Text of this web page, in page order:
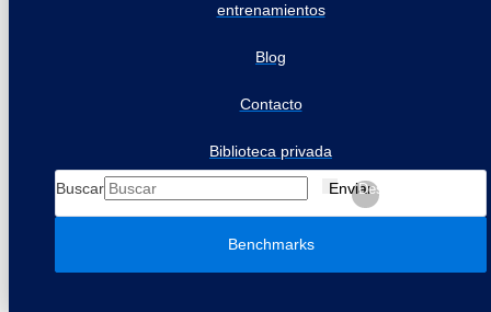
entrenamientos
Blog
Contacto
Biblioteca privada
Buscar EnviarDespejar
Benchmarks